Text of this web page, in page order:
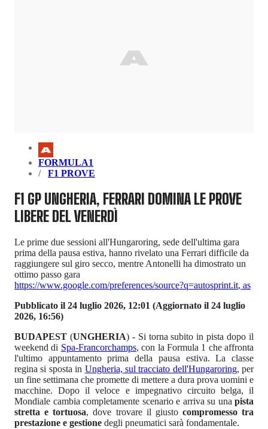
FORMULA1
F1 PROVE
F1 GP UNGHERIA, FERRARI DOMINA LE PROVE
LIBERE DEL VENERDÌ
Le prime due sessioni all'Hungaroring, sede dell'ultima gara
prima della pausa estiva, hanno rivelato una Ferrari difficile da
raggiungere sul giro secco, mentre Antonelli ha dimostrato un
ottimo passo gara
https://www.google.com/preferences/source?q=autosprint.it, as
Pubblicato il 24 luglio 2026, 12:01 (Aggiornato il 24 luglio
2026, 16:56)
BUDAPEST (UNGHERIA) - Si torna subito in pista dopo il
weekend di Spa-Francorchamps, con la Formula 1 che affronta
l'ultimo appuntamento prima della pausa estiva. La classe
regina si sposta in Ungheria, sul tracciato dell'Hungaroring, per
un fine settimana che promette di mettere a dura prova uomini e
macchine. Dopo il veloce e impegnativo circuito belga, il
Mondiale cambia completamente scenario e arriva su una pista
stretta e tortuosa, dove trovare il giusto compromesso tra
prestazione e gestione degli pneumatici sarà fondamentale.